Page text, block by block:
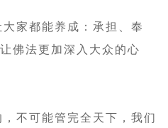
家都能养成：承担、奉
佛法更加深入大众的心
不可能管完全天下，我们